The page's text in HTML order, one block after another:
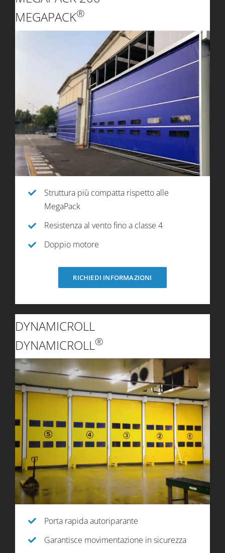
MEGAPACK®
Struttura più compatta rispetto alle
MegaPack
Resistenza al vento fino a classe 4
Doppio motore
RICHIEDI INFORMAZIONI
DYNAMICROLL
DYNAMICROLL®
Porta rapida autoriparante
Garantisce movimentazione in sicurezza